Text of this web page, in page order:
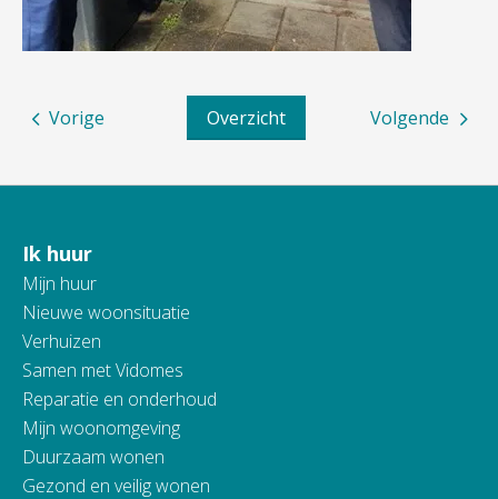
Volgende
Overzicht
Vorige
Contactinformatie
Ik huur
Mijn huur
Nieuwe woonsituatie
Verhuizen
Samen met Vidomes
Reparatie en onderhoud
Mijn woonomgeving
Duurzaam wonen
Gezond en veilig wonen